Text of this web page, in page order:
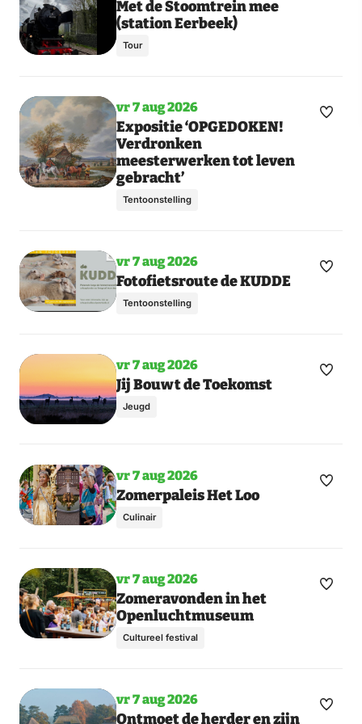
Toon
meer
dagen
Met de Stoomtrein mee
(station Eerbeek)
Tour
Toon
meer
dagen
vr 7 aug 2026
Expositie ‘OPGEDOKEN!
Verdronken
meesterwerken tot leven
gebracht’
Tentoonstelling
Maak
Toon
meer
vr 7 aug 2026
Fotofietsroute de KUDDE
Tentoonstelling
Maak
vr 7 aug 2026
Jij Bouwt de Toekomst
Jeugd
Maak
vr 7 aug 2026
Zomerpaleis Het Loo
Culinair
Maak
vr 7 aug 2026
Zomeravonden in het
Openluchtmuseum
Cultureel festival
Maak
Toon
vr 7 aug 2026
Ontmoet de herder en zijn Maak